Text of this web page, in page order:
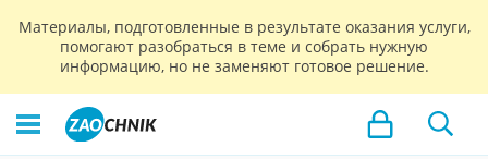
Материалы, подготовленные в результате оказания услуги,
помогают разобраться в теме и собрать нужную
информацию, но не заменяют готовое решение.